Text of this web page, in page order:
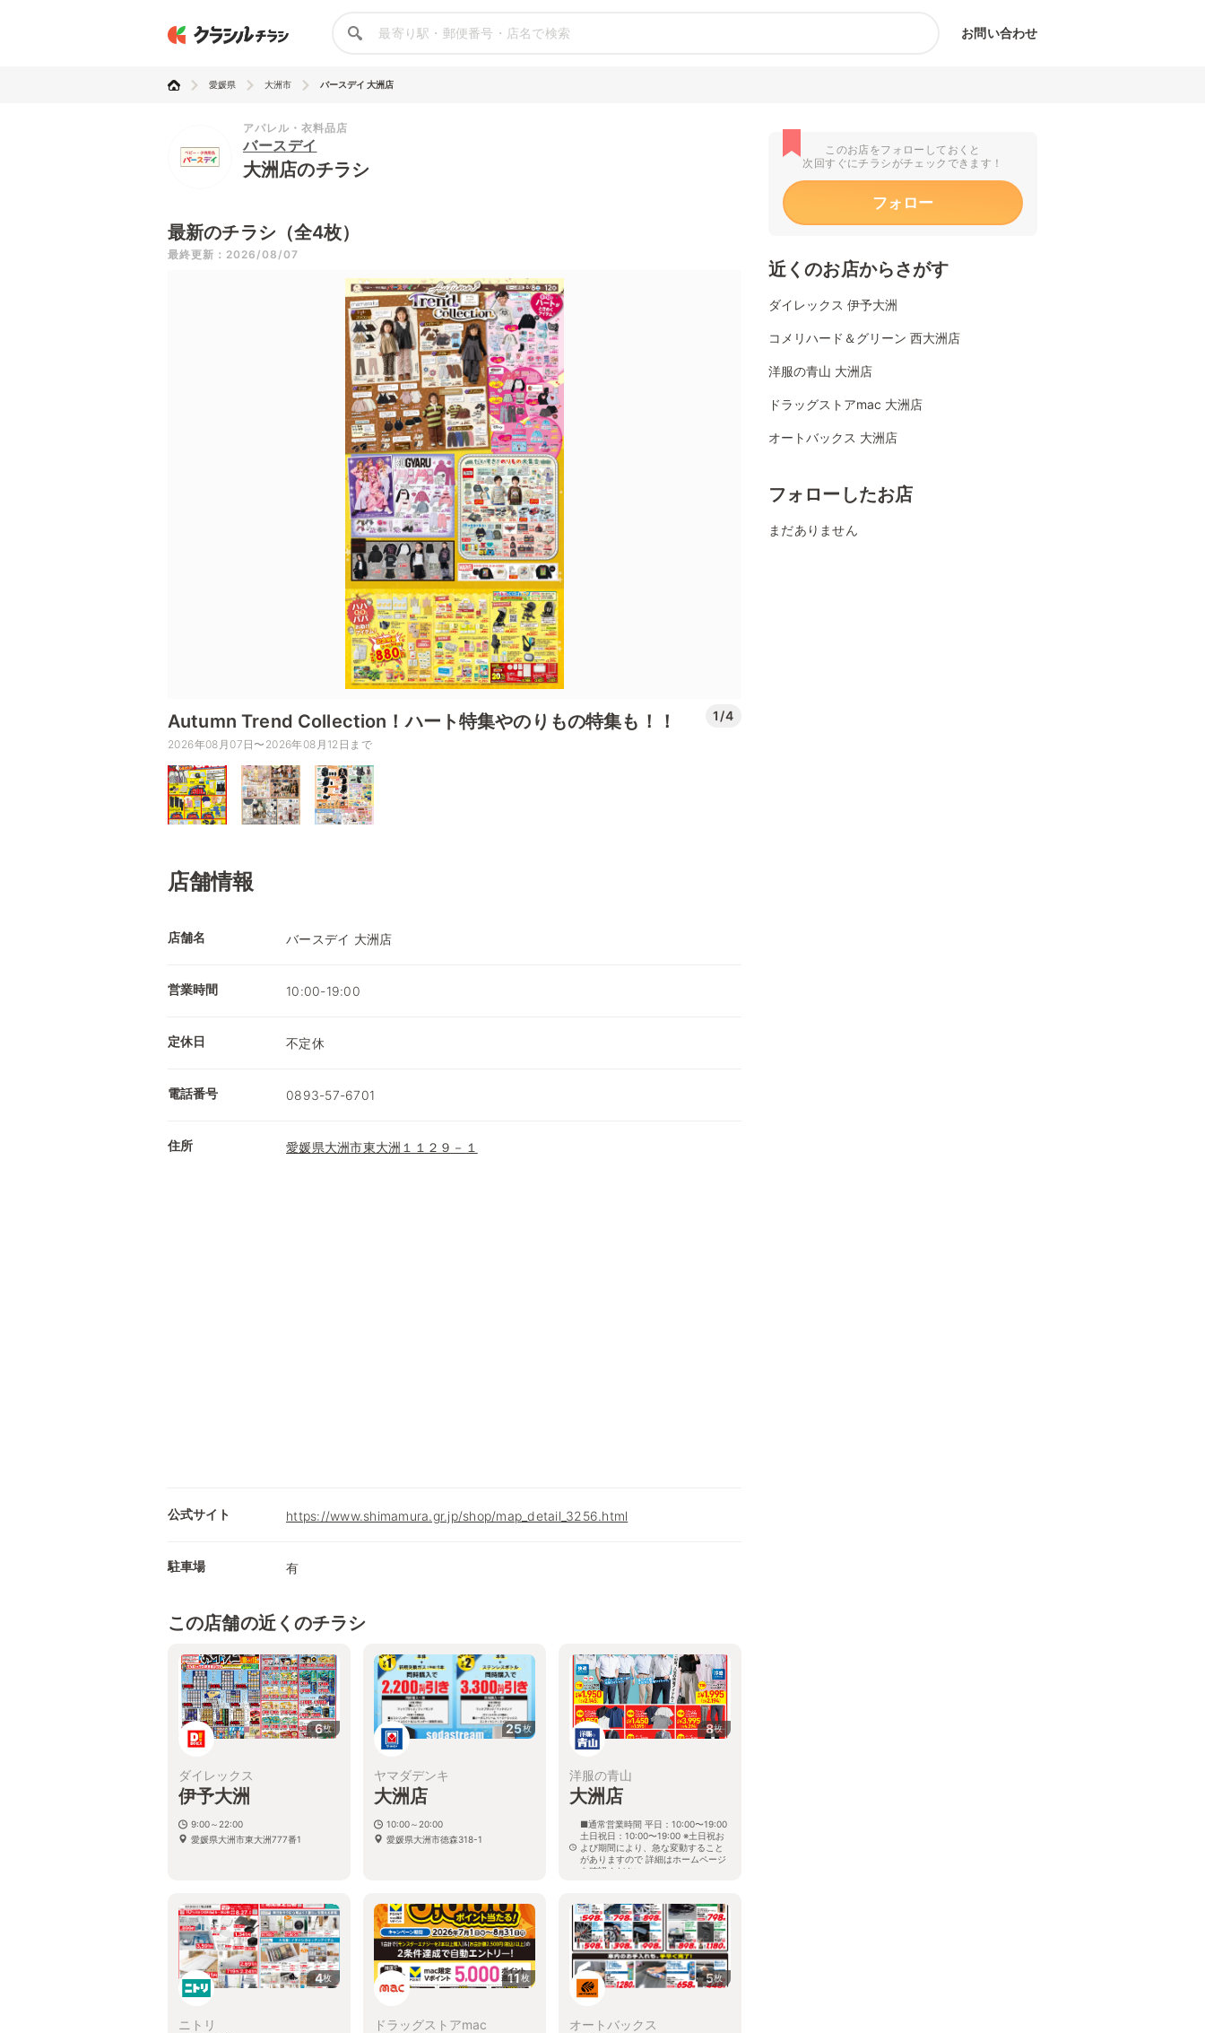
お問い合わせ
愛媛県 大洲市 バースデイ 大洲店
アパレル・衣料品店
バースデイ
大洲店のチラシ
最新のチラシ（全4枚）
最終更新：2026/08/07
Autumn Trend Collection！ハート特集やのりもの特集も！！ 1/4
2026年08月07日〜2026年08月12日まで
店舗情報
店舗名 バースデイ 大洲店
営業時間 10:00-19:00
定休日 不定休
電話番号 0893-57-6701
住所 愛媛県大洲市東大洲１１２９－１
公式サイト https://www.shimamura.gr.jp/shop/map_detail_3256.html
駐車場 有
この店舗の近くのチラシ
6枚
ダイレックス
伊予大洲
9:00～22:00
愛媛県大洲市東大洲777番1
25枚
ヤマダデンキ
大洲店
10:00～20:00
愛媛県大洲市徳森318-1
8枚
洋服の青山
大洲店
■通常営業時間 平日：10:00〜19:00
土日祝日：10:00〜19:00 ※土日祝お
よび期間により、急な変動すること
がありますので 詳細はホームページ
を確認ください
4枚
ニトリ
11枚
ドラッグストアmac
5枚
オートバックス
このお店をフォローしておくと
次回すぐにチラシがチェックできます！
フォロー
近くのお店からさがす
ダイレックス 伊予大洲
コメリハード＆グリーン 西大洲店
洋服の青山 大洲店
ドラッグストアmac 大洲店
オートバックス 大洲店
フォローしたお店
まだありません